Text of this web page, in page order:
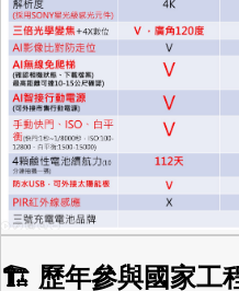
🏗 歷年參與國家工